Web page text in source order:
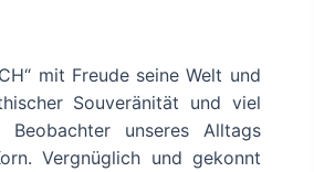
mit Freude seine Welt und
Souveränität und viel
unseres Alltags
Vergnüglich und gekonnt